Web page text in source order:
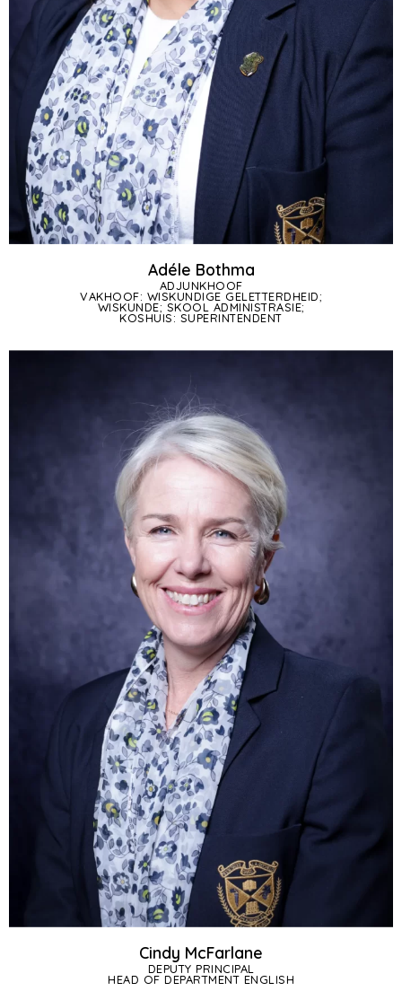
Adéle Bothma
ADJUNKHOOF
VAKHOOF: WISKUNDIGE GELETTERDHEID;
WISKUNDE; SKOOL ADMINISTRASIE;
KOSHUIS: SUPERINTENDENT
Cindy McFarlane
DEPUTY PRINCIPAL
HEAD OF DEPARTMENT ENGLISH